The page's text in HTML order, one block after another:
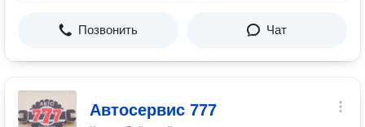
Позвонить Чат
Автосервис 777